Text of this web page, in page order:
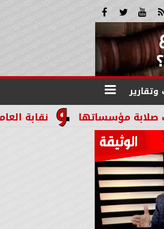
نقابة العاملين بالنيابات